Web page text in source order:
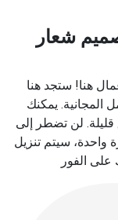
شعار
هنا! ستجد هنا
يمكنك
لن تضطر إلى
واحدة، سيتم تنزيل